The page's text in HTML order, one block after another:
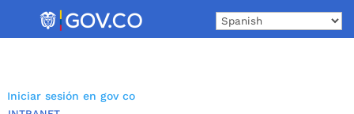
Iniciar sesión en gov co